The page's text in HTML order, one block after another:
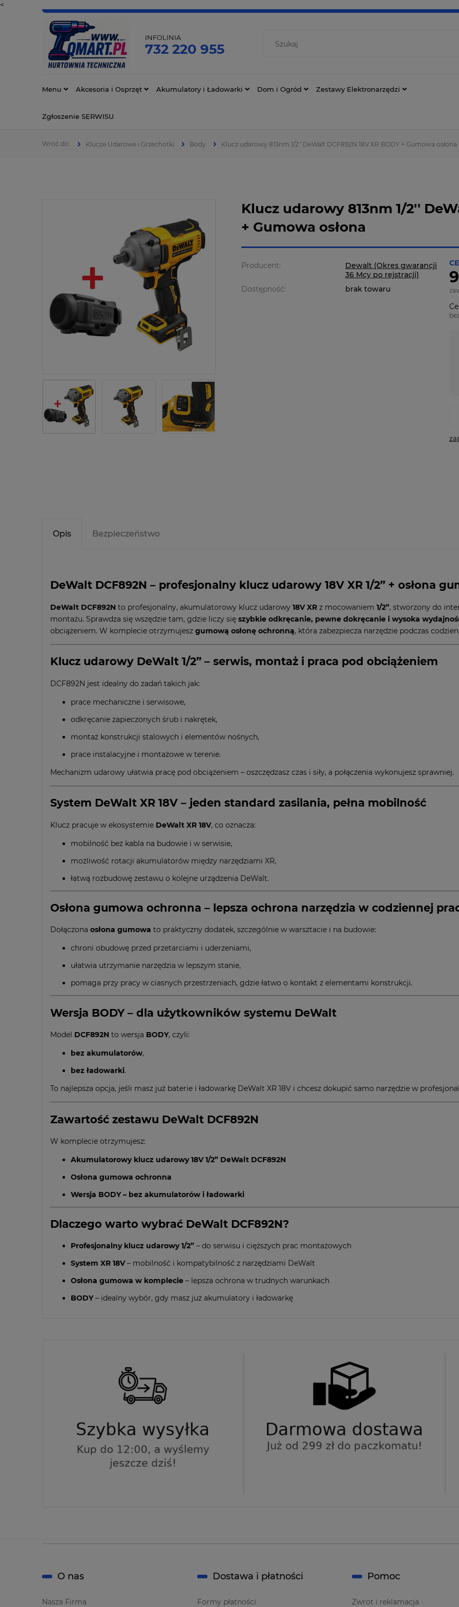
<
INFOLINIA
732 220 955
Menu Akcesoria i Osprzęt Akumulatory i Ładowarki Dom i Ogród Zestawy Elektronarzędzi
Zgłoszenie SERWISU
Klucze Udarowe i Grzechotki Body Klucz udarowy 813nm 1/2'' DeWalt DCF892N 18V XR BODY + Gumowa osłona
Klucz udarowy 813nm 1/2''
+ Gumowa osłona
Producent:
Dewalt (Okres gwarancji
36 Mcy po rejstracji)
Dostępność:
brak towaru
Opis Bezpieczeństwo
DeWalt DCF892N – profesjonalny klucz udarowy 18V XR 1/2” + osłona
DeWalt DCF892N to profesjonalny, akumulatorowy klucz udarowy 18V XR z mocowaniem 1/2”, stworzony do
montażu. Sprawdza się wszędzie tam, gdzie liczy się szybkie odkręcanie, pewne dokręcanie i wysoka
obciążeniem. W komplecie otrzymujesz gumową osłonę ochronną, która zabezpiecza narzędzie podczas
Klucz udarowy DeWalt 1/2” – serwis, montaż i praca pod obciążeniem
DCF892N jest idealny do zadań takich jak:
prace mechaniczne i serwisowe,
odkręcanie zapieczonych śrub i nakrętek,
montaż konstrukcji stalowych i elementów nośnych,
prace instalacyjne i montażowe w terenie.
Mechanizm udarowy ułatwia pracę pod obciążeniem – oszczędzasz czas i siły, a połączenia wykonujesz sprawniej.
System DeWalt XR 18V – jeden standard zasilania, pełna mobilność
Klucz pracuje w ekosystemie DeWalt XR 18V, co oznacza:
mobilność bez kabla na budowie i w serwisie,
możliwość rotacji akumulatorów między narzędziami XR,
łatwą rozbudowę zestawu o kolejne urządzenia DeWalt.
Osłona gumowa ochronna – lepsza ochrona narzędzia w codziennej
Dołączona osłona gumowa to praktyczny dodatek, szczególnie w warsztacie i na budowie:
chroni obudowę przed przetarciami i uderzeniami,
ułatwia utrzymanie narzędzia w lepszym stanie,
pomaga przy pracy w ciasnych przestrzeniach, gdzie łatwo o kontakt z elementami konstrukcji.
Wersja BODY – dla użytkowników systemu DeWalt
Model DCF892N to wersja BODY, czyli:
bez akumulatorów,
bez ładowarki.
To najlepsza opcja, jeśli masz już baterie i ładowarkę DeWalt XR 18V i chcesz dokupić samo narzędzie w
Zawartość zestawu DeWalt DCF892N
W komplecie otrzymujesz:
Akumulatorowy klucz udarowy 18V 1/2” DeWalt DCF892N
Osłona gumowa ochronna
Wersja BODY – bez akumulatorów i ładowarki
Dlaczego warto wybrać DeWalt DCF892N?
Profesjonalny klucz udarowy 1/2” – do serwisu i cięższych prac montażowych
System XR 18V– mobilność i kompatybilność z narzędziami DeWalt
Osłona gumowa w komplecie – lepsza ochrona w trudnych warunkach
BODY– idealny wybór, gdy masz już akumulatory i ładowarkę
O nas
Nasza Firma
Dostawa i płatności
Formy płatności
Pomoc
Zwrot i reklamacja